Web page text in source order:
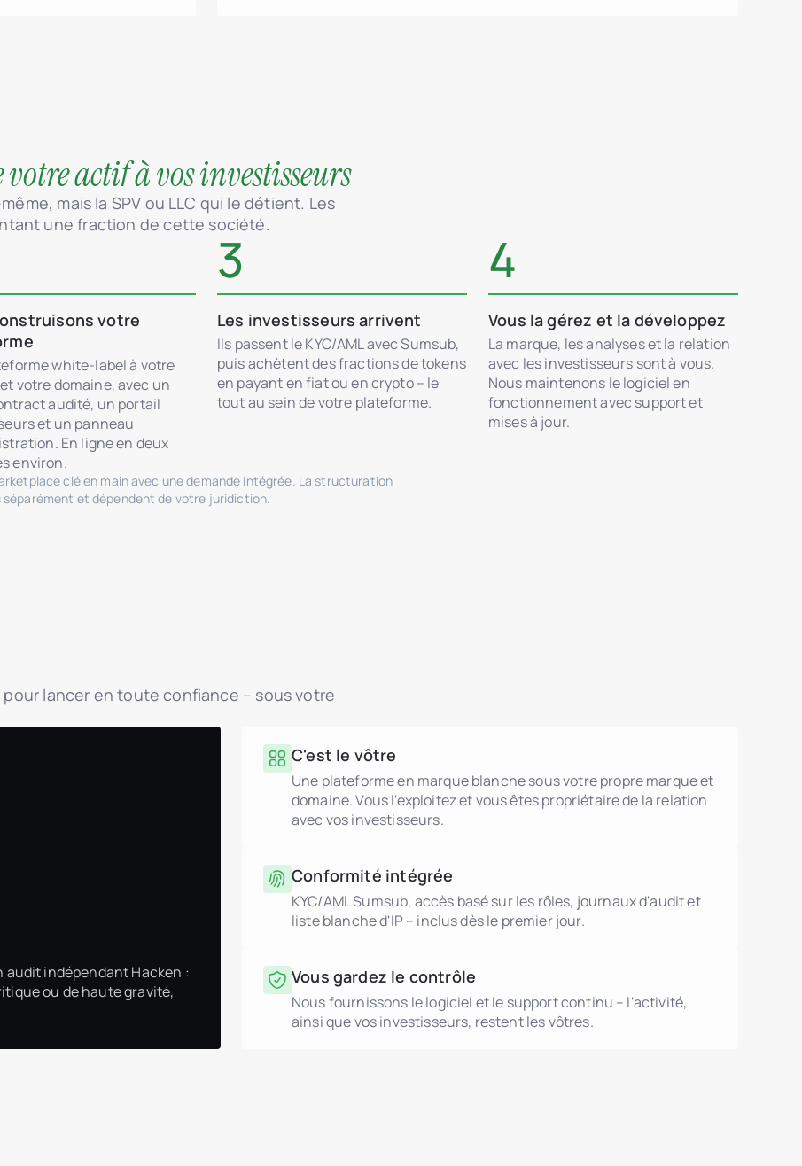
votre actif à vos investisseurs
mais la SPV ou LLC qui le détient. Les
une fraction de cette société.
votre
white-label à votre
votre domaine, avec un
audité, un portail
et un panneau
En ligne en deux
environ.
3
Les investisseurs arrivent
Ils passent le KYC/AML avec Sumsub,
puis achètent des fractions de tokens
en payant en fiat ou en crypto – le
tout au sein de votre plateforme.
4
Vous la gérez et la développez
La marque, les analyses et la relation
avec les investisseurs sont à vous.
Nous maintenons le logiciel en
fonctionnement avec support et
mises à jour.
clé en main avec une demande intégrée. La structuration
et dépendent de votre juridiction.
lancer en toute confiance – sous votre
indépendant Hacken :
ou de haute gravité,
C'est le vôtre
Une plateforme en marque blanche sous votre propre marque et
domaine. Vous l'exploitez et vous êtes propriétaire de la relation
avec vos investisseurs.
Conformité intégrée
KYC/AML Sumsub, accès basé sur les rôles, journaux d'audit et
liste blanche d'IP – inclus dès le premier jour.
Vous gardez le contrôle
Nous fournissons le logiciel et le support continu – l'activité,
ainsi que vos investisseurs, restent les vôtres.